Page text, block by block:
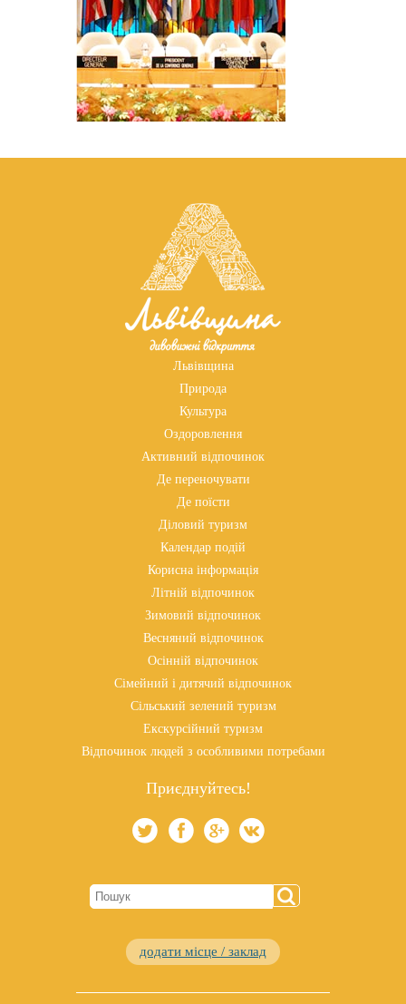
Львівщина
Природа
Культура
Оздоровлення
Активний відпочинок
Де переночувати
Де поїсти
Діловий туризм
Календар подій
Корисна інформація
Літній відпочинок
Зимовий відпочинок
Весняний відпочинок
Осінній відпочинок
Сімейний і дитячий відпочинок
Сільський зелений туризм
Екскурсійний туризм
Відпочинок людей з особливими потребами
Приєднуйтесь!
додати місце / заклад